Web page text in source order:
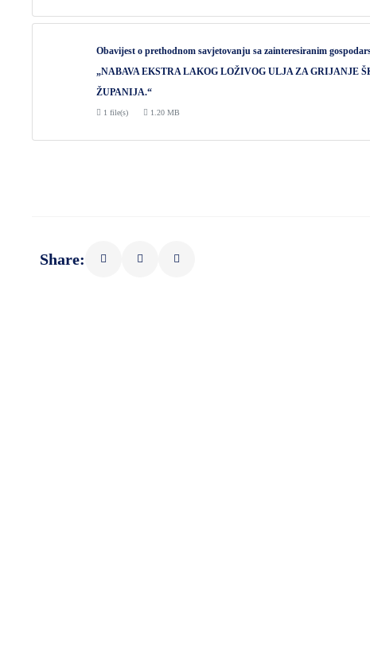
Obavijest o prethodnom savjetovanju sa zainteresiranim
„NABAVA EKSTRA LAKOG LOŽIVOG ULJA ZA GRIJANJE
ŽUPANIJA.“
1 file(s) 1.20 MB
Share: